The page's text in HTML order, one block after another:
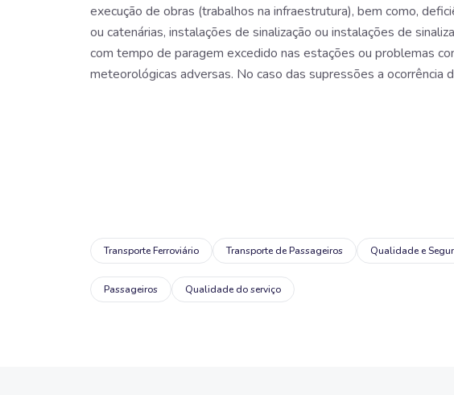
execução de obras (trabalhos na infraestrutura), bem como,
ou catenárias, instalações de sinalização ou instalações de
com tempo de paragem excedido nas estações ou problemas
meteorológicas adversas. No caso das supressões a ocorrência
Transporte Ferroviário Transporte de Passageiros Qualidade e
Passageiros Qualidade do serviço